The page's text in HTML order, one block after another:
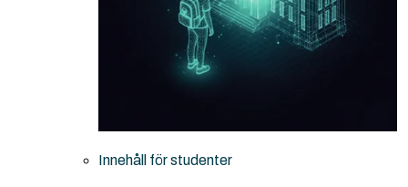
Innehåll för studenter